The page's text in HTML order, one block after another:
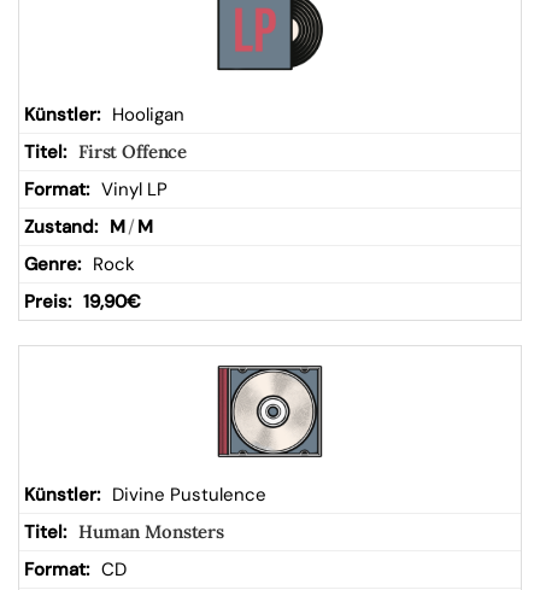
Hooligan
First Offence
Vinyl LP
M/ M
Rock
19,90€
Divine Pustulence
Human Monsters
CD